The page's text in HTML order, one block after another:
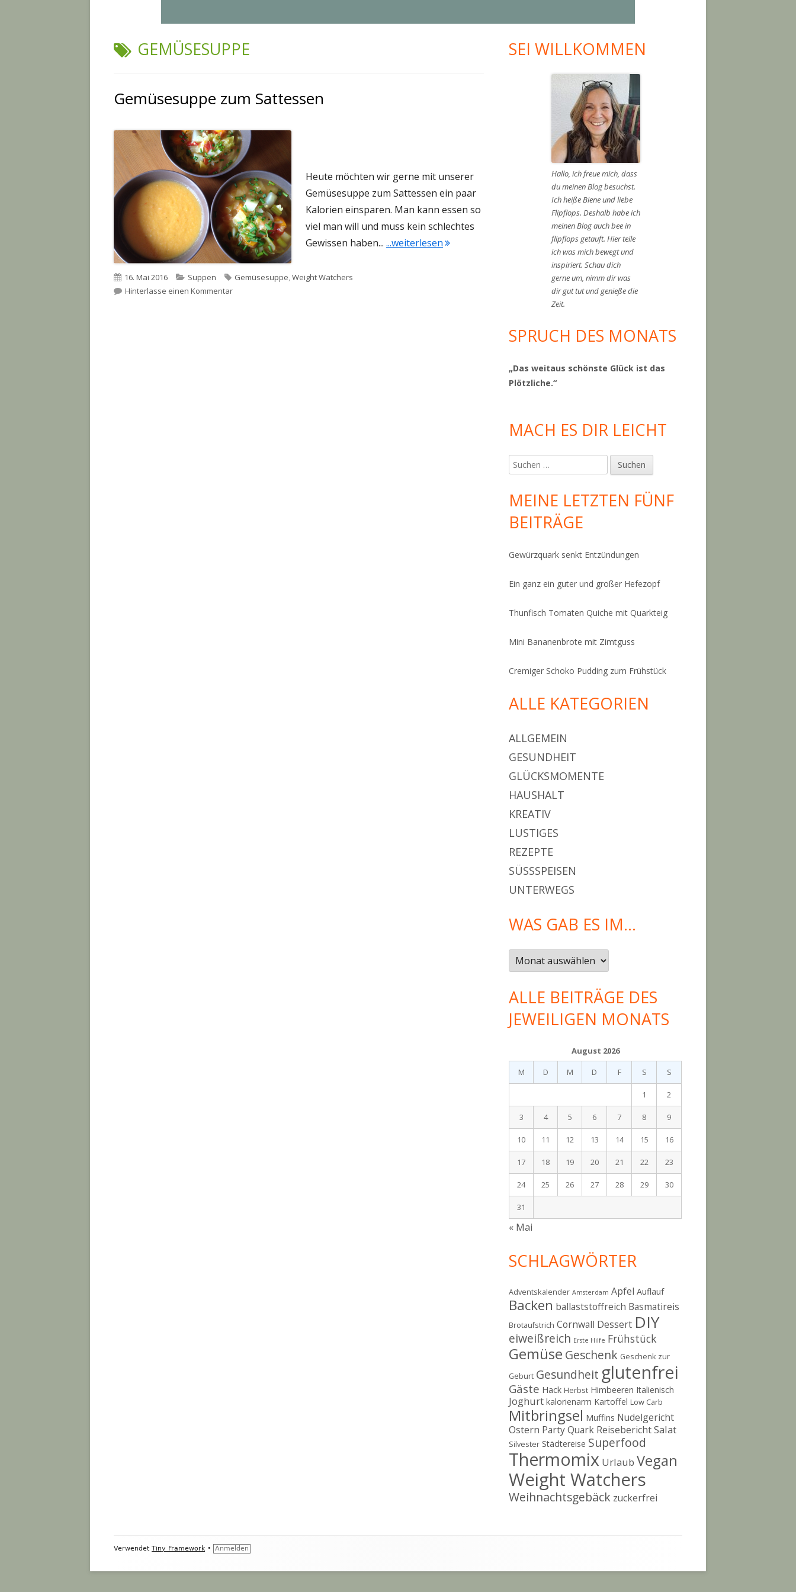
MUFFINS JUBILÄUM
SCHLAGWORT:
GEMÜSESUPPE
Gemüsesuppe zum Sattessen
Heute möchten wir gerne mit unserer
Gemüsesuppe zum Sattessen ein paar
Kalorien einsparen. Man kann essen so
viel man will und muss kein schlechtes
Gewissen haben... ...weiterlesen"Gemüsesuppe zum Sattessen"
Veröffentlicht
am
16. Mai 2016 Kategorien
Suppen Schlagwörter
Gemüsesuppe,Weight Watchers
Hinterlasse einen Kommentarzu Gemüsesuppe zum Sattessen
Haupt-
Seitenleiste
SEI WILLKOMMEN
Hallo, ich freue mich, dass
du meinen Blog besuchst.
Ich heiße Biene und liebe
Flipflops. Deshalb habe ich
meinen Blog auch bee in
flipflops getauft. Hier teile
ich was mich bewegt und
inspiriert. Schau dich
gerne um, nimm dir was
dir gut tut und genieße die
Zeit.
SPRUCH DES MONATS
„Das weitaus schönste Glück ist das
Plötzliche.“
MACH ES DIR LEICHT
Suchen
nach:
MEINE LETZTEN FÜNF
BEITRÄGE
Gewürzquark senkt Entzündungen
Ein ganz ein guter und großer Hefezopf
Thunfisch Tomaten Quiche mit Quarkteig
Mini Bananenbrote mit Zimtguss
Cremiger Schoko Pudding zum Frühstück
ALLE KATEGORIEN
ALLGEMEIN
GESUNDHEIT
GLÜCKSMOMENTE
HAUSHALT
KREATIV
LUSTIGES
REZEPTE
SÜSSSPEISEN
UNTERWEGS
WAS GAB ES IM…
Was
gab
es
im…
ALLE BEITRÄGE DES
JEWEILIGEN MONATS
August 2026
M
D M D F S S
1 2
3 4 5 6 7 8 9
10 11 12 13 14 15 16
17 18 19 20 21 22 23
24 25 26 27 28 29 30
31
« Mai
SCHLAGWÖRTER
Adventskalender Amsterdam Apfel Auflauf
Backen ballaststoffreich Basmatireis
Brotaufstrich Cornwall Dessert DIY
eiweißreich Erste Hilfe Frühstück
Gemüse Geschenk Geschenk zur
Geburt Gesundheit glutenfrei
Gäste Hack Herbst Himbeeren Italienisch
Joghurt kalorienarm Kartoffel Low Carb
Mitbringsel Muffins Nudelgericht
Ostern PartyQuark ReiseberichtSalat
Silvester Städtereise Superfood
Thermomix Urlaub Vegan
Weight Watchers
Weihnachtsgebäck zuckerfrei
Footer
Verwendet Tiny Framework • Anmelden